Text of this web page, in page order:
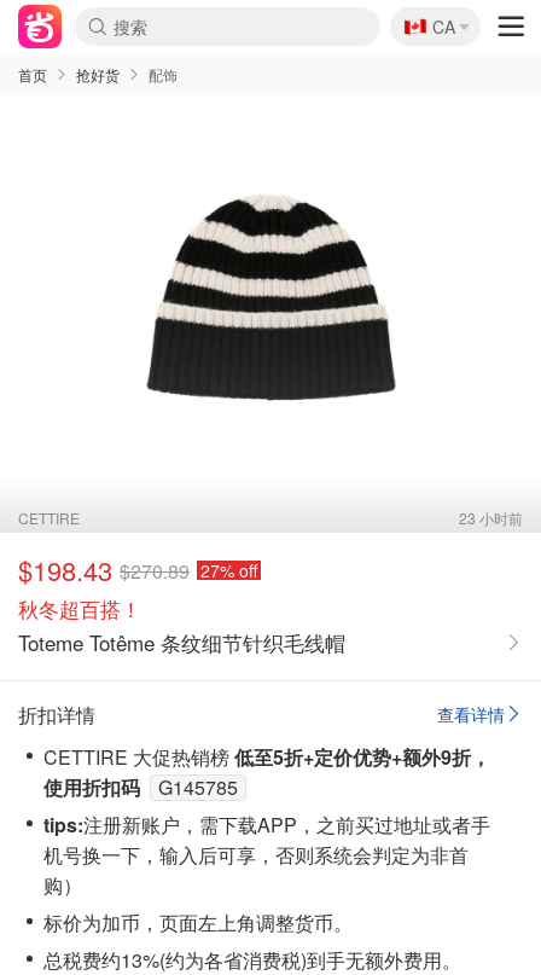
🇨🇦
CA
首页 抢好货 配饰
CETTIRE 23 小时前
$198.43 $270.89 27% off
秋冬超百搭！
Toteme Totême 条纹细节针织毛线帽
查看详情
折扣详情
CETTIRE 大促热销榜低至5折+定价优势+额外9折，
使用折扣码
G145785
tips:注‮新册‬账户，需下载APP，之前买过地址或者手
机号换一下，输入后可享，否则系统会‮定判‬为非首
购）
标价为加币，页面左上角调整货币。
总税费约13%(约为各省消费税)到手无额外费用。